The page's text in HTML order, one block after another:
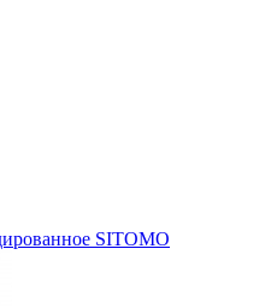
SITOMO